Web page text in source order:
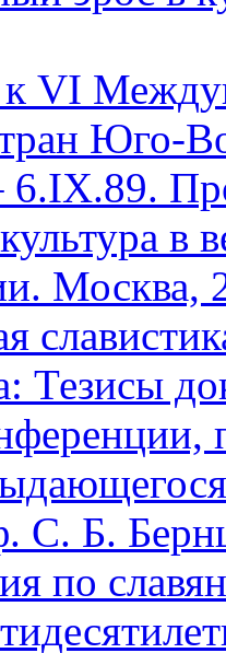
VI
Юго-
в
Москва,
Тезисы
С. Б.
по